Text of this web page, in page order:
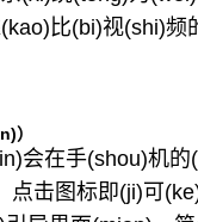
比(bi)视(shi)
）
会在手(shou)机
击图标即(ji)可